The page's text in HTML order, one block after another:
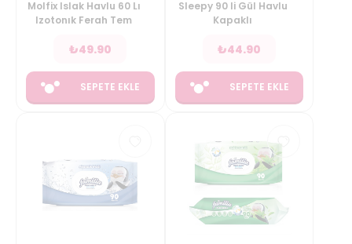
Molfix Islak Havlu 60 Lı
Izotonık Ferah Tem
₺49.90
SEPETE EKLE
Sleepy 90 li Gül Havlu
Kapaklı
₺44.90
SEPETE EKLE